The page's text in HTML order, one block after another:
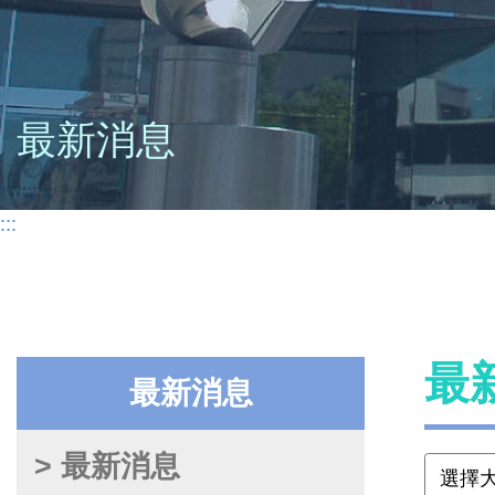
最新消息
:::
最新消息
> 最新消息
最